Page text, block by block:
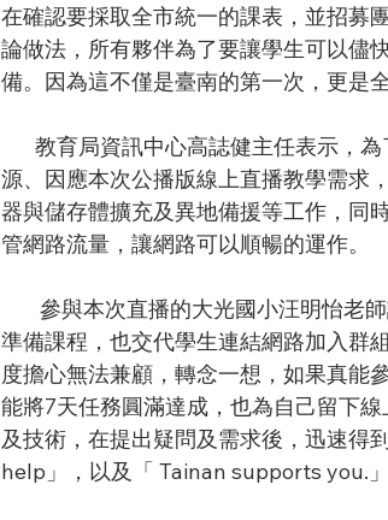
在確認要採取全市統一的課表，並招募
論做法，所有夥伴為了要讓學生可以儘
備。因為這不僅是臺南的第一次，更是
教育局資訊中心高誌健主任表示，
源、因應本次公播版線上直播教學需求
器與儲存體擴充及異地備援等工作，同
管網路流量，讓網路可以順暢的運作。
準備課程，也交代學生連結網路加入群
度擔心無法兼顧，轉念一想，如果真能
能將7天任務圓滿達成，也為自己留下
及技術，在提出疑問及需求後，迅速得
help」，以及「 Tainan supports you.」